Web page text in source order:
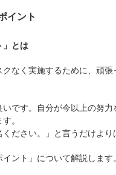
イント
」とは
なく実施するために、頑
です。自分が今以上の努
。
ださい。」と言うだけより
ント」について解説しま